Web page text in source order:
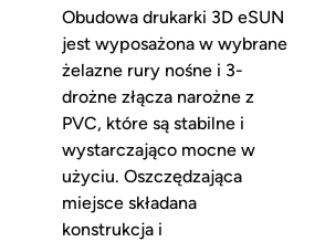
Obudowa drukarki 3D eSUN
jest wyposażona w wybrane
żelazne rury nośne i 3-
drożne złącza narożne z
PVC, które są stabilne i
wystarczająco mocne w
użyciu. Oszczędzająca
miejsce składana
konstrukcja i